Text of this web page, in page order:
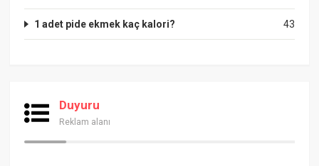
43
1 adet pide ekmek kaç kalori?
Duyuru
Reklam alanı